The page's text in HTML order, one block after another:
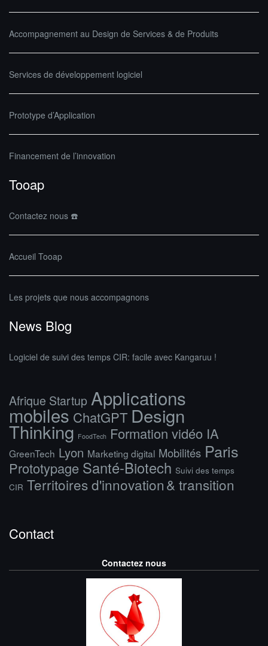
Accompagnement au Design de Services & de Produits
Services de développement logiciel
Prototype d’Application
Financement de l’innovation
Tooap
Contactez nous ☎️
Accueil Tooap
Les projets que nous accompagnons
News Blog
Logiciel de suivi des temps CIR: facile avec Kangaruu !
Afrique Startup Applications
mobiles ChatGPT Design
Thinking FoodTech Formation vidéo IA
GreenTech Lyon Marketing digital Mobilités Paris
Prototypage Santé-Biotech Suivi des temps
CIR Territoires d'innovation & transition
Contact
Contactez nous